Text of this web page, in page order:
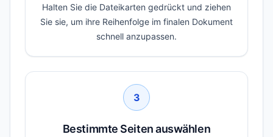
Halten Sie die Dateikarten gedrückt und ziehen
Sie sie, um ihre Reihenfolge im finalen Dokument
schnell anzupassen.
3
Bestimmte Seiten auswählen